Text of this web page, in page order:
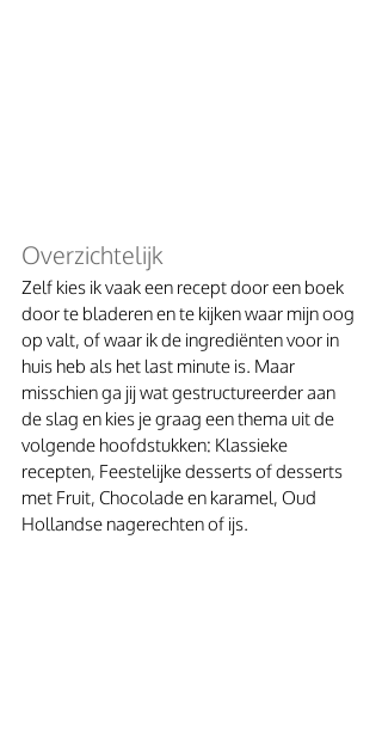
Overzichtelijk
Zelf kies ik vaak een recept door een boek
door te bladeren en te kijken waar mijn oog
op valt, of waar ik de ingrediënten voor in
huis heb als het last minute is. Maar
misschien ga jij wat gestructureerder aan
de slag en kies je graag een thema uit de
volgende hoofdstukken: Klassieke
recepten, Feestelijke desserts of desserts
met Fruit, Chocolade en karamel, Oud
Hollandse nagerechten of ijs.